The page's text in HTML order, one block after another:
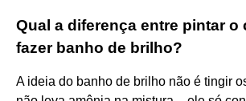
Qual a diferença entre pintar o
fazer banho de brilho?
A ideia do banho de brilho não é tingir